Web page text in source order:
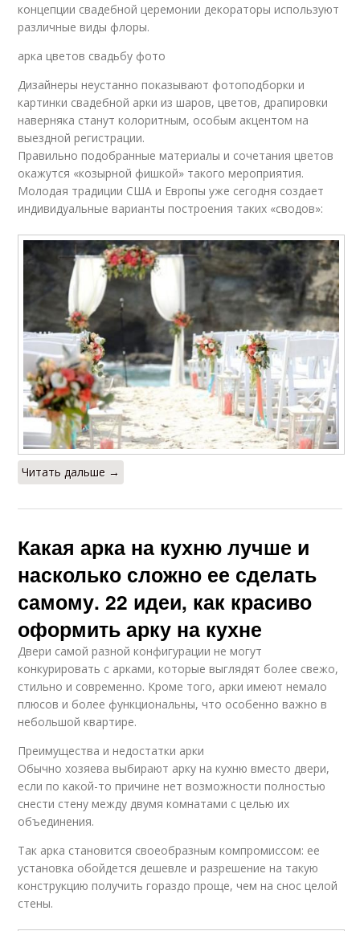
концепции свадебной церемонии декораторы используют
различные виды флоры.
арка цветов свадьбу фото
Дизайнеры неустанно показывают фотоподборки и
картинки свадебной арки из шаров, цветов, драпировки
наверняка станут колоритным, особым акцентом на
выездной регистрации.
Правильно подобранные материалы и сочетания цветов
окажутся «козырной фишкой» такого мероприятия.
Молодая традиции США и Европы уже сегодня создает
индивидуальные варианты построения таких «сводов»:
Читать дальше →
Какая арка на кухню лучше и
насколько сложно ее сделать
самому. 22 идеи, как красиво
оформить арку на кухне
Двери самой разной конфигурации не могут
конкурировать с арками, которые выглядят более свежо,
стильно и современно. Кроме того, арки имеют немало
плюсов и более функциональны, что особенно важно в
небольшой квартире.
Преимущества и недостатки арки
Обычно хозяева выбирают арку на кухню вместо двери,
если по какой-то причине нет возможности полностью
снести стену между двумя комнатами с целью их
объединения.
Так арка становится своеобразным компромиссом: ее
установка обойдется дешевле и разрешение на такую
конструкцию получить гораздо проще, чем на снос целой
стены.